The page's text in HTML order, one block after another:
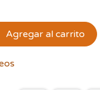
Agregar al carrito